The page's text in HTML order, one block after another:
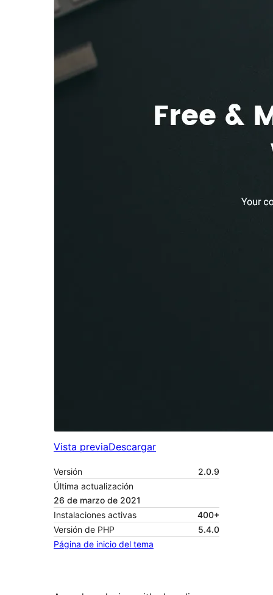
Vista previaDescargar
Versión
2.0.9
Última actualización
26 de marzo de 2021
Instalaciones activas
400+
Versión de PHP
5.4.0
Página de inicio del tema